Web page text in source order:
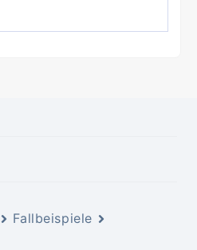
Fallbeispiele